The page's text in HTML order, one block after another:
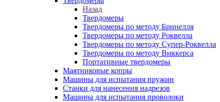
Назад
Твердомеры
Твердомеры по методу Бринелля
Твердомеры по методу Роквелла
Твердомеры по методу Супер-Роквелла
Твердомеры по методу Виккерса
Портативные твердомеры
Маятниковые копры
Машины для испытания пружин
Станки для нанесения надрезов
Машины для испытания проволоки